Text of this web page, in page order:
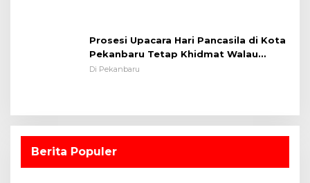
Prosesi Upacara Hari Pancasila di Kota
Pekanbaru Tetap Khidmat Walau
Dalam Ruangan
Di Pekanbaru
Berita Populer